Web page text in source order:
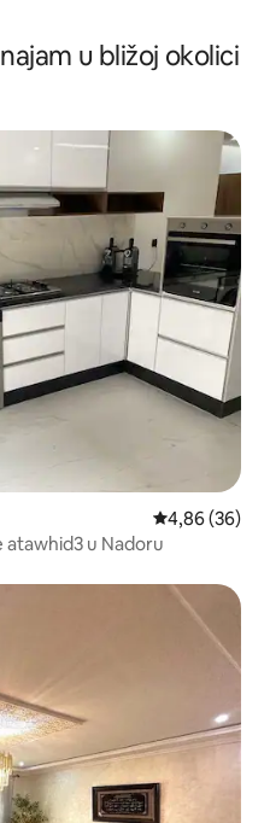
u bližoj okolici
Prosječna
4,86 (36)
atawhid3 u Nadoru